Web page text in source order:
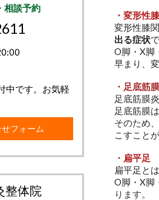
・変形性
変形性膝
出る症状
O脚・X脚
早まり、
・足底筋
足底筋膜炎
足底筋膜
そのため
こすこと
・扁平足
扁平足とは
O脚・X脚
ります。
相談予約
中です。お気軽
フォーム
整体院